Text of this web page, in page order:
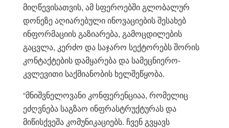
მიღწევისათვის, ამ სფეროებში გლობალურ
დონეზე აღიარებული ინოვაციების შესახებ
ინფორმაციის გაზიარება, გამოცდილების
გაცვლა, კერძო და საჯარო სექტორებს შორის
კონტაქტების დამყარება და სამეცნიერო-
კვლევითი საქმიანობის ხელშეწყობა.
“მნიშვნელოვანი კონფერენციაა, რომელიც
ეძღვნება საგზაო ინფრასტრუქტურას და
მიწისქვეშა კომუნიკაციებს. ჩვენ გვყავს